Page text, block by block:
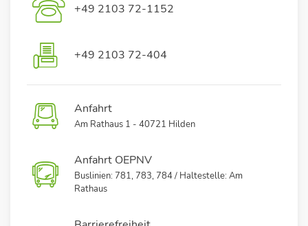
+49 2103 72-1152
+49 2103 72-404
Anfahrt
Am Rathaus 1 - 40721 Hilden
Anfahrt OEPNV
Buslinien: 781, 783, 784 / Haltestelle: Am
Rathaus